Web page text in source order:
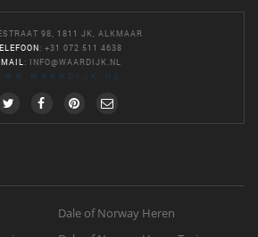
98, 1811 JK, ALKMAAR
: +31 072 511 4638
:
INFO@WAARDIJK.NL
Dale of Norway Heren